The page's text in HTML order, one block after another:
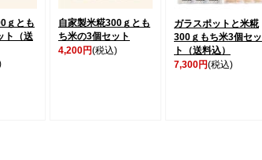
ｇとも
ト（送
自家製米糀300ｇとも
ち米の3個セット
4,200円(税込)
ガラスポットと米糀
300ｇもち米3個セッ
ト（送料込）
7,300円(税込)